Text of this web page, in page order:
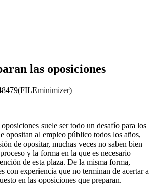
las oposiciones
suele ser todo un desafío para los
opositan al empleo público todos los años,
de opositar, muchas veces no saben bien
y la forma en la que es necesario
de esta plaza. De la misma forma,
con experiencia que no terminan de acertar a
en las oposiciones que preparan.